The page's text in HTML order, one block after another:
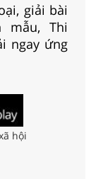
giải bài
mẫu, Thi
ngay ứng
hội